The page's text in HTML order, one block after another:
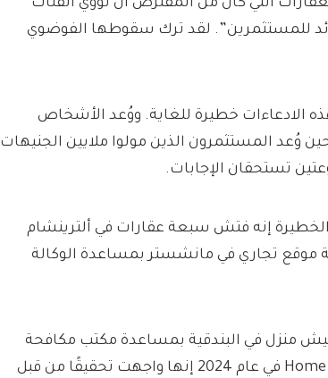
التي كان من المفترض أن تؤوي الفئات
للمستثمرين”. لقد ترك سقوطها الفوضوي
الادعاءات خطيرة للغاية. ووُعد الأشخاص
وُعد المستثمرون الذين مولوا ملايين الجنيهات
تستحقان الإجابات.
إنه فتش سبعة عقارات في ألترينشام
موقع تجاري في مانشستر بمساعدة الوكالة
منزل في البندقية بمساعدة مكتب مكافحة
جرائم الاحتيال الخطيرة. قالت Home REIT في عام 2024 إنها واجهت تحقيقًا من قبل